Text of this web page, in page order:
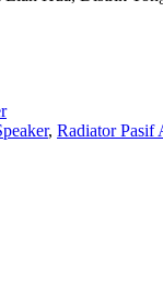
, Radiator Pasif